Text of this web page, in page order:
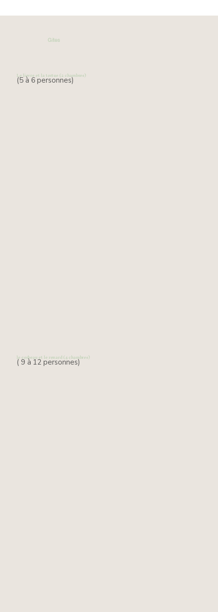
Gites
Le lievre et la tortue (2 chambres)
(5 à 6personnes)
le corbeau et le renard (4 chambres)
( 9 à 12 personnes)